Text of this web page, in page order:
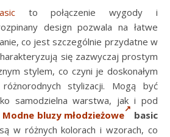
to połączenie wygody i
design pozwala na łatwe
co jest szczególnie przydatne w
się zazwyczaj prostym
stylem, co czyni je doskonałym
stylizacji. Mogą być
samodzielna warstwa, jak i pod
Modne bluzy młodzieżowe
basic
w różnych kolorach i wzorach, co